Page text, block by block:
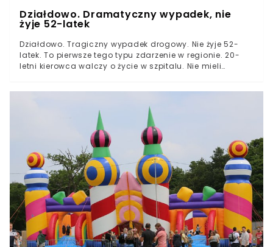
Działdowo. Dramatyczny wypadek, nie
żyje 52-latek
Działdowo. Tragiczny wypadek drogowy. Nie żyje 52-
latek. To pierwsze tego typu zdarzenie w regionie. 20-
letni kierowca walczy o życie w szpitalu. Nie mieli
drodze nr 1304N doszło do incydentu z udziałem 20-
letniego kierowcy BMW.Na trasie między Wierzbowem a
Burszem 20-latek nagle zjechał z drogi i uderzył prosto
w drzewo. Wciąż nie ustalono przyczyn, dla których
mężczyzna stracił panowanie nad pojazdem.